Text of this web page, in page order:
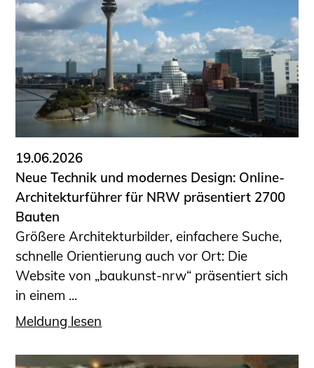
19.06.2026
Neue Technik und modernes Design: Online-
Architekturführer für NRW präsentiert 2700
Bauten
Größere Architekturbilder, einfachere Suche,
schnelle Orientierung auch vor Ort: Die
Website von „baukunst-nrw“ präsentiert sich
in einem ...
Meldung lesen